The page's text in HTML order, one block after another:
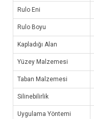
Rulo Eni
Rulo Boyu
Kapladığı Alan
Yüzey Malzemesi
Taban Malzemesi
Silinebilirlik
Uygulama Yöntemi